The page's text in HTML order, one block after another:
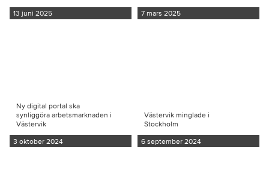
13 juni 2025 7 mars 2025
Ny digital portal ska
synliggöra arbetsmarknaden i
Västervik
3 oktober 2024
Västervik minglade i
Stockholm
6 september 2024